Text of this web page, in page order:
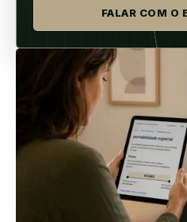
FALAR COM O